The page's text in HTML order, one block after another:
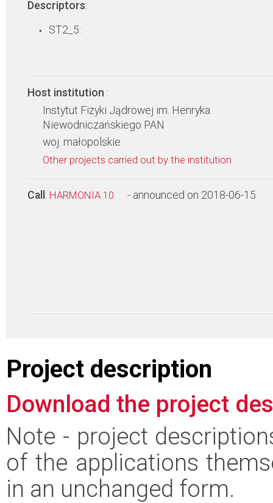
Descriptors:
ST2_5:
Host institution :
Instytut Fizyki Jądrowej im. Henryka
Niewodniczańskiego PAN
woj. małopolskie
Other projects carried out by the institution
Call : HARMONIA 10 - announced on 2018-06-15
Project description
Download the project
Note - project
of the applications
in an unchanged form.